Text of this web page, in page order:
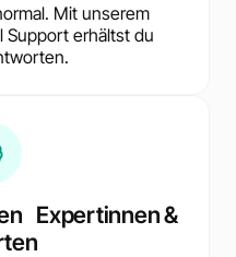
Mit unserem
Support erhältst du
Expertinnen &